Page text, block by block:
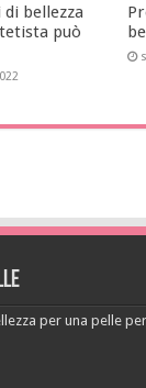
bellezza
può
per una pelle